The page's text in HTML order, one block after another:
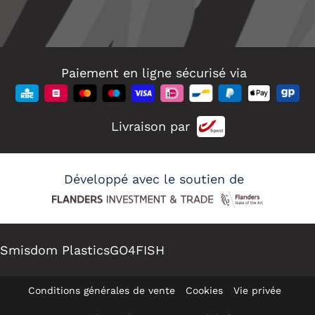
Paiement en ligne sécurisé via
Livraison par
Développé avec le soutien de
Smisdom PlasticsGO4FISH
Conditions générales de vente Cookies Vie privée